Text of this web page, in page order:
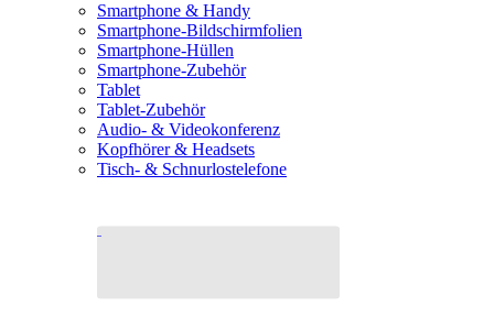
Smartphone & Handy
Smartphone-Bildschirmfolien
Smartphone-Hüllen
Smartphone-Zubehör
Tablet
Tablet-Zubehör
Audio- & Videokonferenz
Kopfhörer & Headsets
Tisch- & Schnurlostelefone